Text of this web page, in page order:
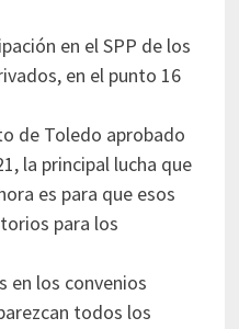
en el SPP de los
en el punto 16
de Toledo aprobado
la principal lucha que
es para que esos
para los
en los convenios
todos los